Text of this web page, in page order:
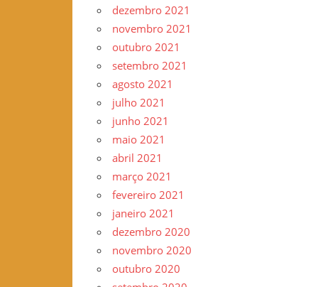
dezembro 2021
novembro 2021
outubro 2021
setembro 2021
agosto 2021
julho 2021
junho 2021
maio 2021
abril 2021
março 2021
fevereiro 2021
janeiro 2021
dezembro 2020
novembro 2020
outubro 2020